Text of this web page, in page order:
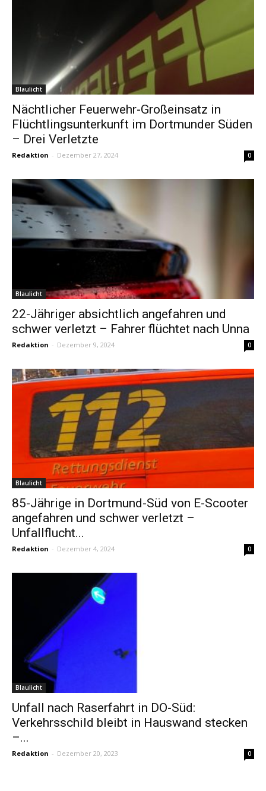
Blaulicht
Nächtlicher Feuerwehr-Großeinsatz in
Flüchtlingsunterkunft im Dortmunder Süden
– Drei Verletzte
Redaktion - Dezember 27, 2024 0
Blaulicht
22-Jähriger absichtlich angefahren und
schwer verletzt – Fahrer flüchtet nach Unna
Redaktion - Dezember 9, 2024 0
Blaulicht
85-Jährige in Dortmund-Süd von E-Scooter
angefahren und schwer verletzt –
Unfallflucht...
Redaktion - Dezember 4, 2024 0
Blaulicht
Unfall nach Raserfahrt in DO-Süd:
Verkehrsschild bleibt in Hauswand stecken
–...
Redaktion - Dezember 20, 2023 0